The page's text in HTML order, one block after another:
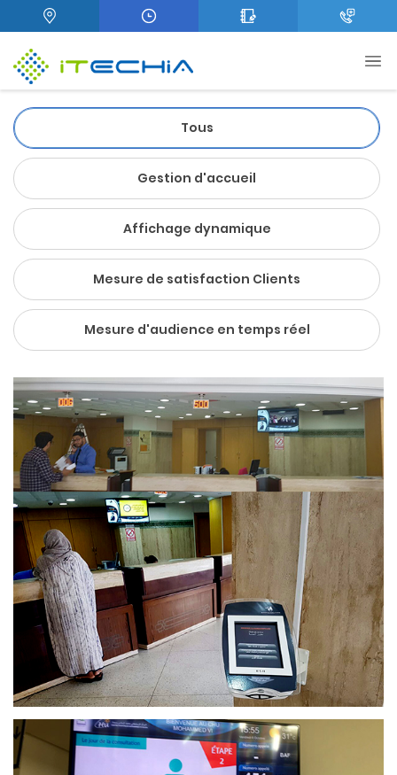
Tous
Gestion d'accueil
Affichage dynamique
Mesure de satisfaction Clients
Mesure d'audience en temps réel